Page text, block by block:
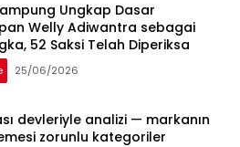
Ungkap Dasar
Welly Adiwantra sebagai
52 Saksi Telah Diperiksa
25/06/2026
devleriyle analizi — markanın
zorunlu kategoriler